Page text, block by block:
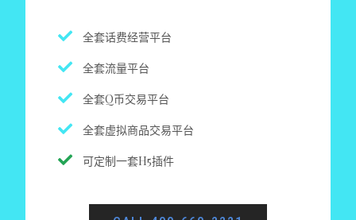
全套话费经营平台
全套流量平台
全套Q币交易平台
全套虚拟商品交易平台
可定制一套H5插件